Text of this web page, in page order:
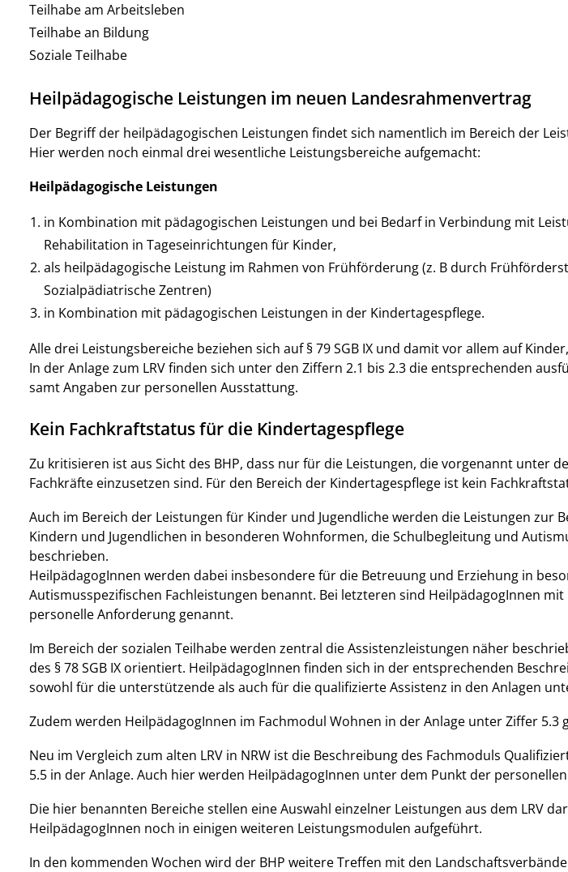
Teilhabe am Arbeitsleben
Teilhabe an Bildung
Soziale Teilhabe
Heilpädagogische Leistungen im neuen Landesrahmenvertrag
Der Begriff der heilpädagogischen Leistungen findet sich namentlich im Bereich der
Hier werden noch einmal drei wesentliche Leistungsbereiche aufgemacht:
Heilpädagogische Leistungen
in Kombination mit pädagogischen Leistungen und bei Bedarf in Verbindung mit
Rehabilitation in Tageseinrichtungen für Kinder,
als heilpädagogische Leistung im Rahmen von Frühförderung (z. B durch
Sozialpädiatrische Zentren)
in Kombination mit pädagogischen Leistungen in der Kindertagespflege.
Alle drei Leistungsbereiche beziehen sich auf § 79 SGB IX und damit vor allem auf
In der Anlage zum LRV finden sich unter den Ziffern 2.1 bis 2.3 die entsprechenden
samt Angaben zur personellen Ausstattung.
Kein Fachkraftstatus für die Kindertagespflege
Zu kritisieren ist aus Sicht des BHP, dass nur für die Leistungen, die vorgenannt unter
Fachkräfte einzusetzen sind. Für den Bereich der Kindertagespflege ist kein
Auch im Bereich der Leistungen für Kinder und Jugendliche werden die Leistungen zur
Kindern und Jugendlichen in besonderen Wohnformen, die Schulbegleitung und
beschrieben.
HeilpädagogInnen werden dabei insbesondere für die Betreuung und Erziehung in
Autismusspezifischen Fachleistungen benannt. Bei letzteren sind HeilpädagogInnen mit
personelle Anforderung genannt.
Im Bereich der sozialen Teilhabe werden zentral die Assistenzleistungen näher
des § 78 SGB IX orientiert. HeilpädagogInnen finden sich in der entsprechenden
sowohl für die unterstützende als auch für die qualifizierte Assistenz in den Anlagen
Zudem werden HeilpädagogInnen im Fachmodul Wohnen in der Anlage unter Ziffer 5.3
Neu im Vergleich zum alten LRV in NRW ist die Beschreibung des Fachmoduls
5.5 in der Anlage. Auch hier werden HeilpädagogInnen unter dem Punkt der
Die hier benannten Bereiche stellen eine Auswahl einzelner Leistungen aus dem LRV
HeilpädagogInnen noch in einigen weiteren Leistungsmodulen aufgeführt.
In den kommenden Wochen wird der BHP weitere Treffen mit den